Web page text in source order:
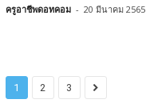
ครูอาชีพดอทคอม - 20 มีนาคม 2565
1 2 3